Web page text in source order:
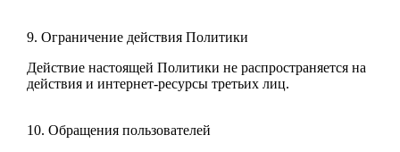
9. Ограничение действия Политики
Действие настоящей Политики не распространяется на
действия и интернет-ресурсы третьих лиц.
10. Обращения пользователей